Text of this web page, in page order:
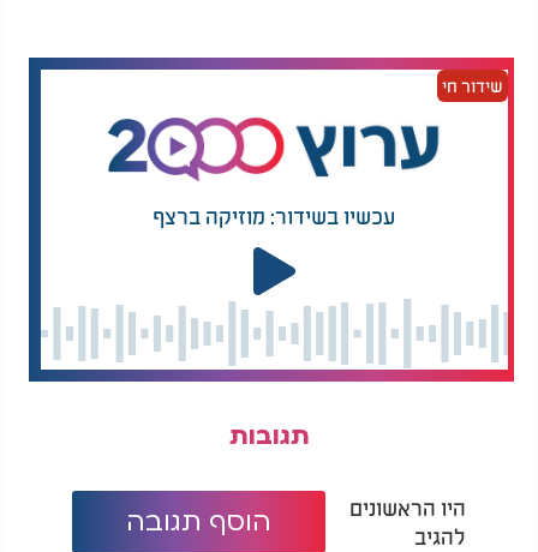
אחד העובדים בדאגה. "לא, למה?" השיב ישראל.
"אז למה אתה עם כיפה?" שאל העובד. ישראל הרגיש
נבוך והכניס את הכיפה לכיס במהירות. למחרת, חגגו
לאחד העובדים במשרד יום הולדת והזמינו פיצה. הוא
הוא הוציא את הכיפה מהכיס, הניח אותה על ראשו, נטל
ידיים ובירך "המוציא". כל העובדים הביטו בו בהלם.
מאותו רגע, הוא לא הוריד את הכיפה מהראש.
זו הייתה רק ההתחלה. ישראל גילה עולם שלם שהוא לא
ידע שקיים. עולם של תורה, של מצוות, של חיבור לדבר
יהודי עם אישה כשרה, הוא יושב בבית המדרש עם
קטנה שיהודי נתן לו במתנה במסעדה בבני ברק. מי היה
מאמין?
שידור חי
עכשיו בשידור: מוזיקה ברצף
תגובות
היו הראשונים
להגיב
הוסף תגובה